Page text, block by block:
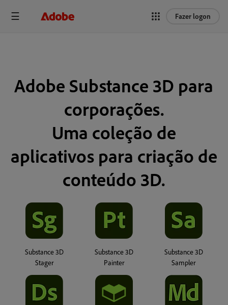
Fazer logon
Adobe Substance 3D para
corporações.
Uma coleção de
aplicativos para criação de
conteúdo 3D.
Substance 3D
Stager
Substance 3D
Painter
Substance 3D
Sampler